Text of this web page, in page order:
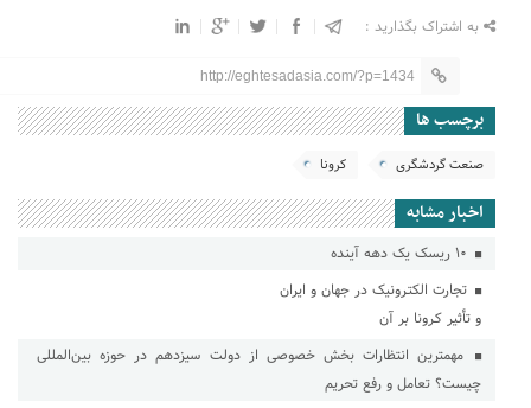
به اشتراک بگذارید :
http://eghtesadasia.com/?p=1434
برچسب ها
صنعت گردشگری کرونا
اخبار مشابه
تجارت الکتـرونیک در جهان و ایران
و تأثیر کـرونا بر آن
مهمترین انتظارات بخش خصوصی از دولت سیزدهم در حوزه بین‌المللی
چیست؟ تعامل و رفع تحریم